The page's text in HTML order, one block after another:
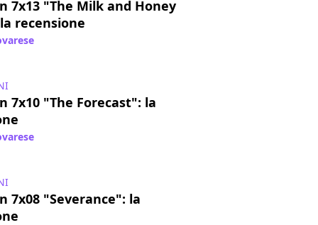
7x13 "The Milk and Honey
recensione
7x10 "The Forecast": la
7x08 "Severance": la